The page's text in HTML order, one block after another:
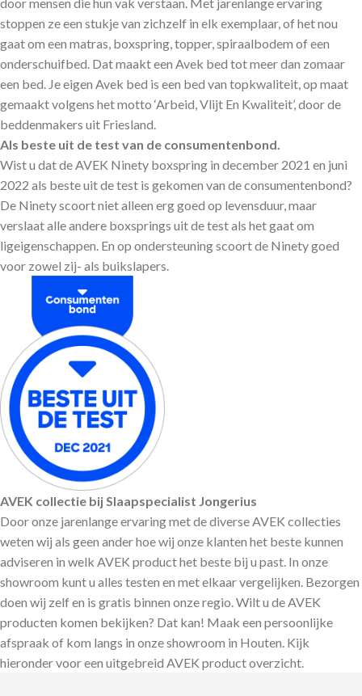
stoppen ze een stukje van zichzelf in elk exemplaar, of het nou
gaat om een matras, boxspring, topper, spiraalbodem of een
onderschuifbed. Dat maakt een Avek bed tot meer dan zomaar
een bed. Je eigen Avek bed is een bed van topkwaliteit, op maat
gemaakt volgens het motto ‘Arbeid, Vlijt En Kwaliteit’, door de
beddenmakers uit Friesland.
Als beste uit de test van de consumentenbond.
Wist u dat de AVEK Ninety boxspring in december 2021 en juni
2022 als beste uit de test is gekomen van de consumentenbond?
De Ninety scoort niet alleen erg goed op levensduur, maar
verslaat alle andere boxsprings uit de test als het gaat om
ligeigenschappen. En op ondersteuning scoort de Ninety goed
voor zowel zij- als buikslapers.
AVEK collectie bij Slaapspecialist Jongerius
Door onze jarenlange ervaring met de diverse AVEK collecties
weten wij als geen ander hoe wij onze klanten het beste kunnen
adviseren in welk AVEK product het beste bij u past. In onze
showroom kunt u alles testen en met elkaar vergelijken. Bezorgen
doen wij zelf en is gratis binnen onze regio. Wilt u de AVEK
producten komen bekijken? Dat kan! Maak een persoonlijke
afspraak of kom langs in onze showroom in Houten. Kijk
hieronder voor een uitgebreid AVEK product overzicht.